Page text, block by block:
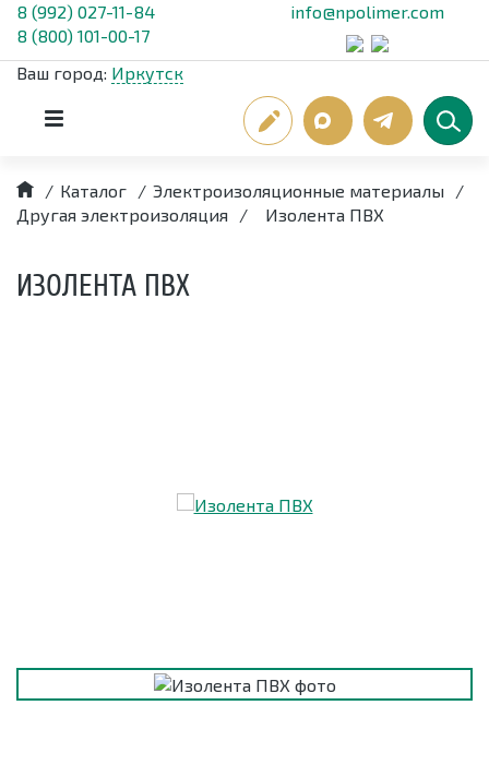
8 (992) 027-11-84
8 (800) 101-00-17
info@npolimer.com
Ваш город: Иркутск
/ Каталог / Электроизоляционные материалы
/
Другая электроизоляция
/ Изолента ПВХ
ИЗОЛЕНТА ПВХ